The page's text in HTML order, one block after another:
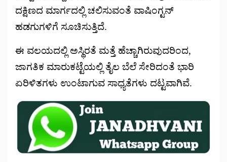
ದಕ್ಷಿಣದ ಮಾರ್ಗದಲ್ಲಿ ಚಲಿಸುವಂತೆ ವಾಷಿಂಗ್ಟನ್
ಹಡಗುಗಳಿಗೆ ಸೂಚಿಸುತ್ತಿದೆ.
ಈ ವಲಯದಲ್ಲಿ ಅಸ್ಥಿರತೆ ಮತ್ತೆ ಹೆಚ್ಚಾಗಿರುವುದರಿಂದ,
ಜಾಗತಿಕ ಮಾರುಕಟ್ಟೆಯಲ್ಲಿ ತೈಲ ಬೆಲೆ ಸೇರಿದಂತೆ ಭಾರಿ
ಏರಿಳಿತಗಳು ಉಂಟಾಗುವ ಸಾಧ್ಯತೆಗಳು ದಟ್ಟವಾಗಿವೆ.